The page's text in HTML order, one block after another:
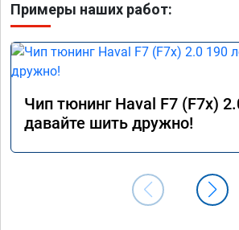
Примеры наших работ:
Чип тюнинг Haval F7 (F7x)
давайте шить дружно!